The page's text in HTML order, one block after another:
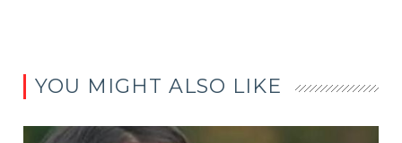
YOU MIGHT ALSO LIKE